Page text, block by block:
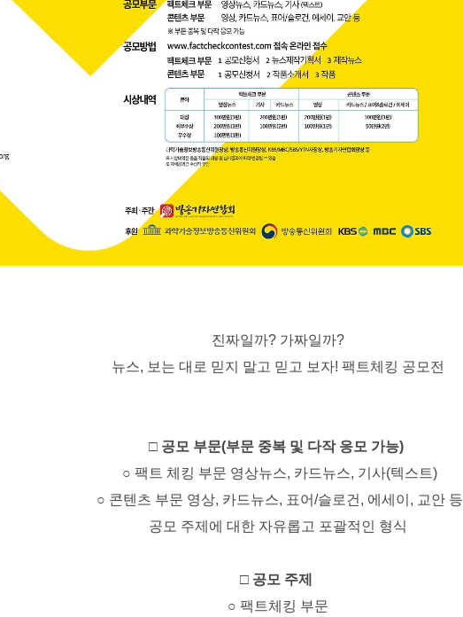
진짜일까? 가짜일까?
뉴스, 보는 대로 믿지 말고 믿고 보자! 팩트체킹 공모전
□ 공모 부문(부문 중복 및 다작 응모 가능)
○ 팩트 체킹 부문 영상뉴스, 카드뉴스, 기사(텍스트)
○ 콘텐츠 부문 영상, 카드뉴스, 표어/슬로건, 에세이, 교안 등
공모 주제에 대한 자유롭고 포괄적인 형식
□ 공모 주제
○ 팩트체킹 부문